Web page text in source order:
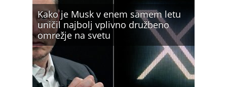
Kako je Musk v enem samem letu
uničil najbolj vplivno družbeno
omrežje na svetu